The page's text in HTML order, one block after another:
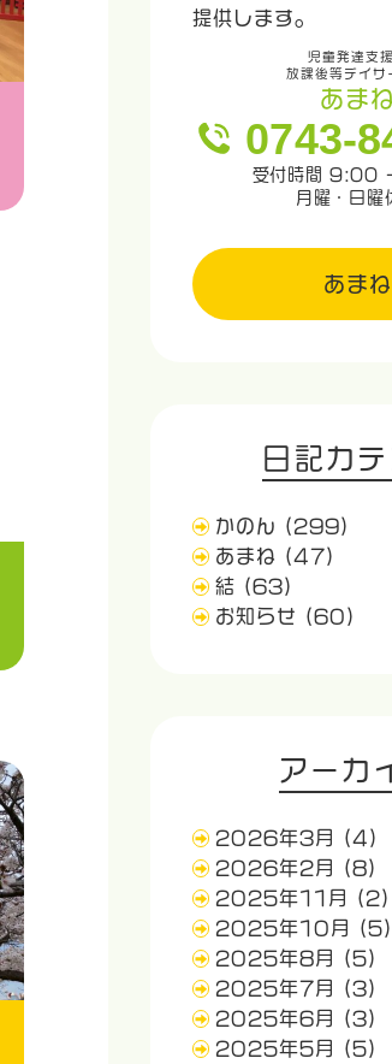
提供します。
児童発達支援
放課後等デイサ
あまね
0743-
受付時間
月曜・日曜
あまね
日記カ
かのん
(299)
あまね
(47)
結 (63)
お知らせ
(60)
アーカ
2026年3月
(4)
2026年2月
(8)
2025年11月
(2)
2025年10月
(5)
2025年8月
(5)
2025年7月
(3)
2025年6月
(3)
2025年5月
(5)